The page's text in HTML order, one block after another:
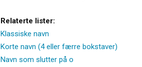
Relaterte lister:
Klassiske navn
Korte navn (4 eller færre bokstaver)
Navn som slutter på o